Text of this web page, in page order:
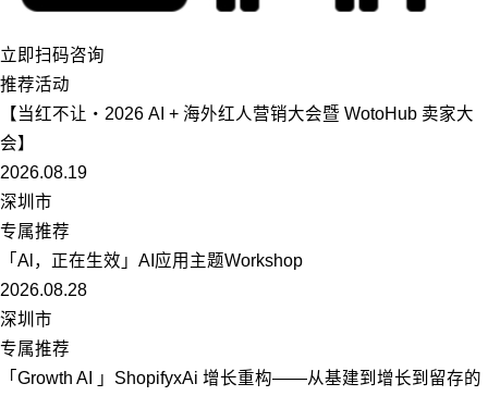
立即扫码咨询
推荐活动
【当红不让・2026 AI + 海外红人营销大会暨 WotoHub 卖家大
会】
2026.08.19
深圳市
专属推荐
「Al，正在生效」AI应用主题Workshop
2026.08.28
深圳市
专属推荐
「Growth AI 」ShopifyxAi 增长重构——从基建到增长到留存的